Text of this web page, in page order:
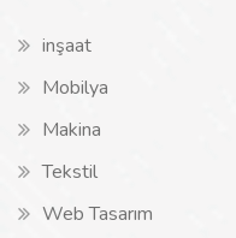
inşaat
Mobilya
Makina
Tekstil
Web Tasarım